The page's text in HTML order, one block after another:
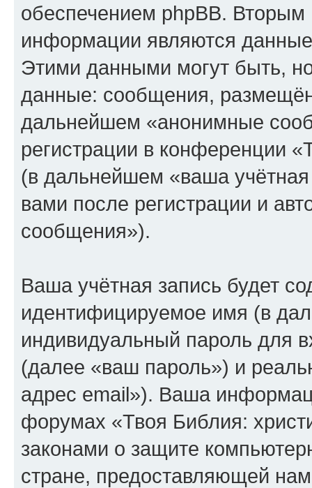
обеспечением phpBB.
информации являются
Этими данными могут быть,
данные: сообщения,
дальнейшем «анонимные
регистрации в конференции
(в дальнейшем «ваша
вами после регистрации и
сообщения»).
Ваша учётная запись будет
идентифицируемое имя (в
индивидуальный пароль для
(далее «ваш пароль») и
адрес email»). Ваша
форумах «Твоя Библия:
законами о защите
стране, предоставляющей